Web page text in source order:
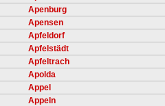
Apenburg
Apensen
Apfeldorf
Apfelstädt
Apfeltrach
Apolda
Appel
Appeln